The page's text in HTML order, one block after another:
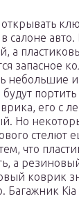
салоне
а
запасное
небольшие
его с
Но
стелют
что
а
коврик
Багажник